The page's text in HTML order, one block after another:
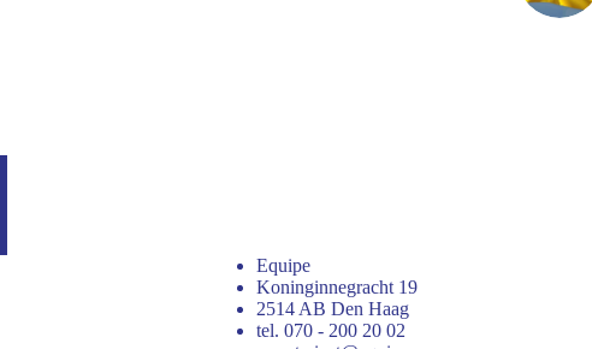
Equipe
Koninginnegracht 19
2514 AB Den Haag
tel. 070 - 200 20 02